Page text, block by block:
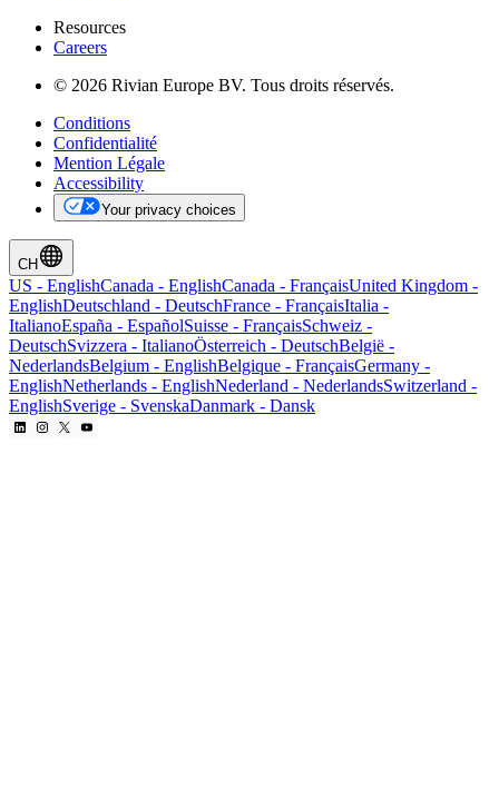
Resources
Careers
© 2026 Rivian Europe BV. Tous droits réservés.
Conditions
Confidentialité
Mention Légale
Accessibility
Your privacy choices
CH
US - EnglishCanada - EnglishCanada - FrançaisUnited Kingdom -
EnglishDeutschland - DeutschFrance - FrançaisItalia -
ItalianoEspaña - EspañolSuisse - FrançaisSchweiz -
DeutschSvizzera - ItalianoÖsterreich - DeutschBelgië -
NederlandsBelgium - EnglishBelgique - FrançaisGermany -
EnglishNetherlands - EnglishNederland - NederlandsSwitzerland -
EnglishSverige - SvenskaDanmark - Dansk